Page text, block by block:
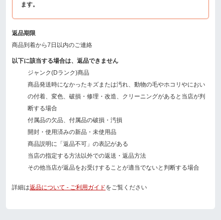
ます。
返品期限
商品到着から7日以内のご連絡
以下に該当する場合は、返品できません
ジャンク(Dランク)商品
商品発送時になかったキズまたは汚れ、動物の毛やホコリやにおい
の付着、変色、破損・修理・改造、クリーニングがあると当店が判
断する場合
付属品の欠品、付属品の破損・汚損
開封・使用済みの新品・未使用品
商品説明に「返品不可」の表記がある
当店の指定する方法以外での返送・返品方法
その他当店が返品をお受けすることが適当でないと判断する場合
詳細は返品について - ご利用ガイドをご覧ください